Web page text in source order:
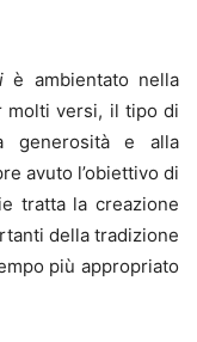
è ambientato nella
molti versi, il tipo di
generosità e alla
avuto l’obiettivo di
tratta la creazione
della tradizione
più appropriato